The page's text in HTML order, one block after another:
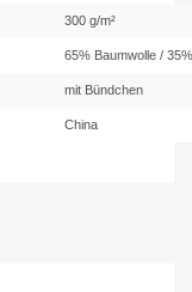
300 g/m²
65% Baumwolle /
mit Bündchen
China